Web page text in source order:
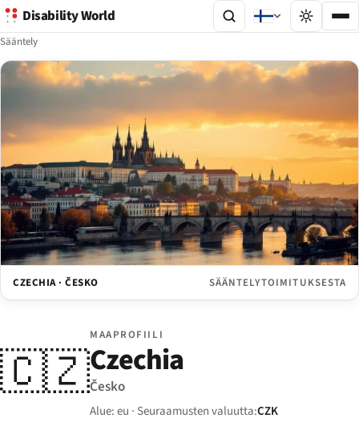
Disability World
Sääntely
CZECHIA · ČESKO SÄÄNTELYTOIMITUKSESTA
🇨🇿
MAAPROFIILI
Czechia
Česko
Alue: eu · Seuraamusten valuutta:CZK